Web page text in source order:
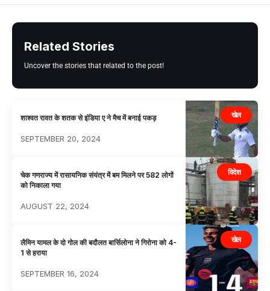
Related Stories
Uncover the stories that related to the post!
खेल
शाश्वत रावत के शतक से इंडिया ए ने मैच में बनाई पकड़
SEPTEMBER 20, 2024
विदेश
चेक गणराज्य में रासायनिक संयंत्र में बम मिलने पर 582 लोगों
को निकाला गया
AUGUST 22, 2024
खेल
लैमिन यामल के दो गोल की बदौलत बार्सिलोना ने गिरोना को 4-
1 से हराया
SEPTEMBER 16, 2024